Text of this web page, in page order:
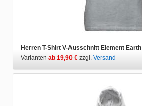
Herren T-Shirt V-Ausschnitt Element Earth
Varianten ab 19,90 € zzgl. Versand